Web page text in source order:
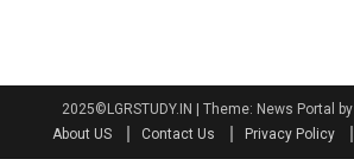
2025©LGRSTUDY.IN Theme: News Portal by
About US
Contact Us Privacy Policy